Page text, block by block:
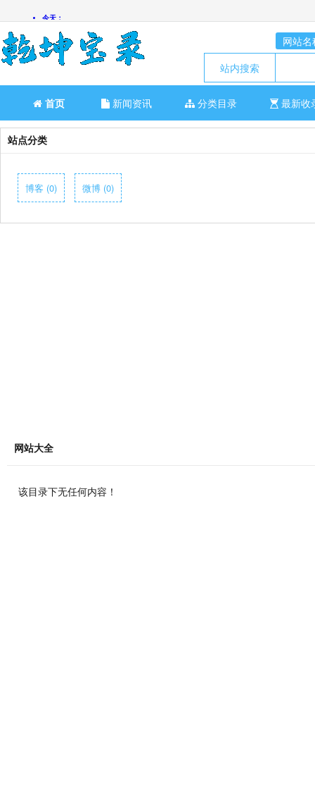
网站名
站内搜索
首页 新闻资讯 分类目录 最新收
站点分类
博客 (0) 微博 (0)
网站大全
该目录下无任何内容！